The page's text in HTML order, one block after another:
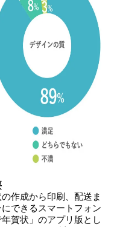
作成から印刷、配送ま
できるスマートフォン
賀状」のアプリ版とし